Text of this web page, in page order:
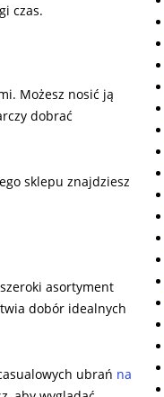
czas.
Możesz nosić ją
dobrać
sklepu znajdziesz
asortyment
dobór idealnych
ubrań na